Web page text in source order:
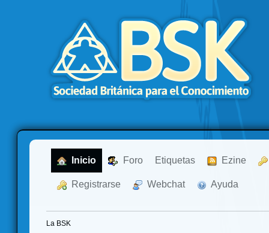
Inicio Foro Etiquetas Ezine
Registrarse Webchat Ayuda
La BSK